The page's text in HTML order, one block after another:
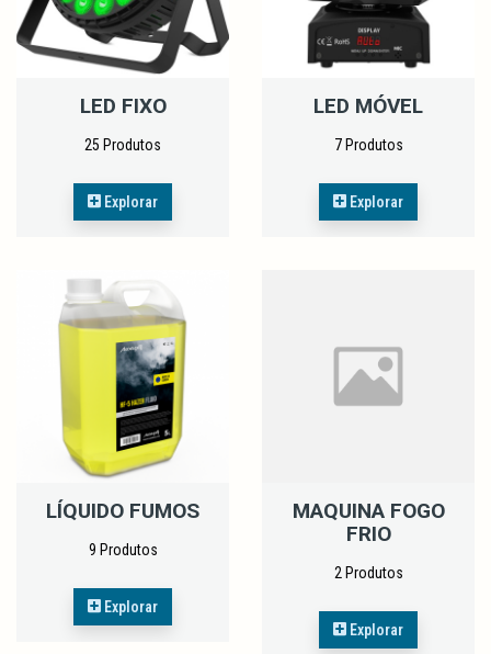
LED FIXO
25 Produtos
Explorar
LED MÓVEL
7 Produtos
Explorar
LÍQUIDO FUMOS
9 Produtos
Explorar
MAQUINA FOGO
FRIO
2 Produtos
Explorar